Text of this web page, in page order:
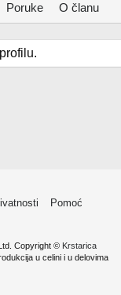
Poruke O članu
Pomoć
Copyright © Krstarica
u celini i u delovima